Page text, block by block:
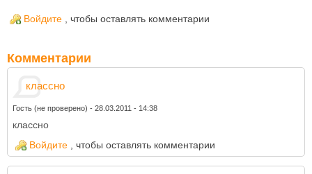
Войдите , чтобы оставлять комментарии
Комментарии
классно
Гость (не проверено) - 28.03.2011 - 14:38
классно
Войдите
, чтобы оставлять комментарии